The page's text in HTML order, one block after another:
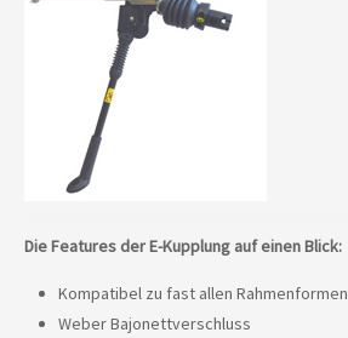
Die Features der E-Kupplung auf einen Blick:
Kompatibel zu fast allen Rahmenformen
Weber Bajonettverschluss